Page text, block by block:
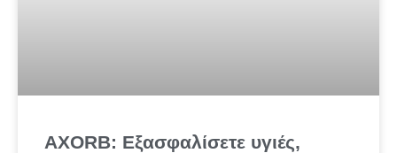
AXORB: Εξασφαλίσετε υγιές,